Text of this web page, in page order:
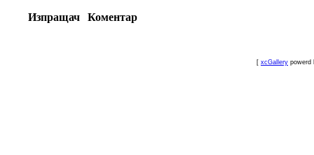
Изпращач Коментар
[ xcGallery